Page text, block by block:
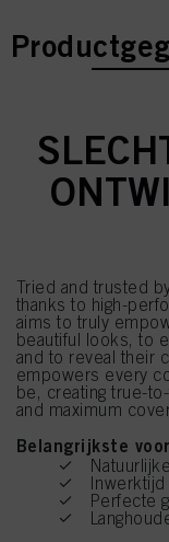
current
current
Tried and trusted
thanks to high-
aims to truly
beautiful looks, to
and to reveal their
empowers every
be, creating true-
and maximum
Belangrijkste
Perfecte